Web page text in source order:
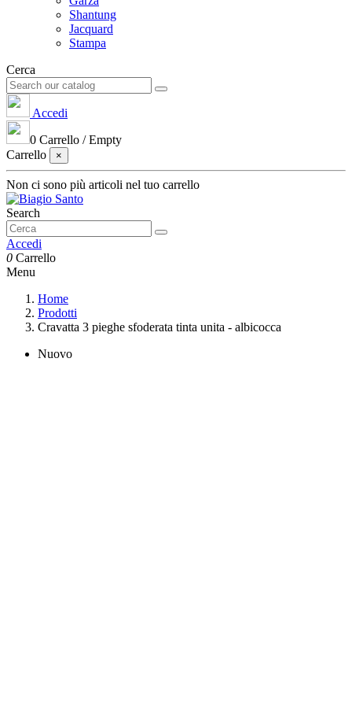
Shantung
Jacquard
Stampa
Cerca
Accedi
0 Carrello /Empty
Carrello
×
Non ci sono più articoli nel tuo carrello
Search
Accedi
0 Carrello
Menu
Home
Prodotti
Cravatta 3 pieghe sfoderata tinta unita - albicocca
Nuovo